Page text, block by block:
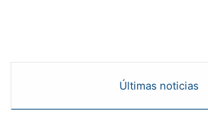
Últimas noticias